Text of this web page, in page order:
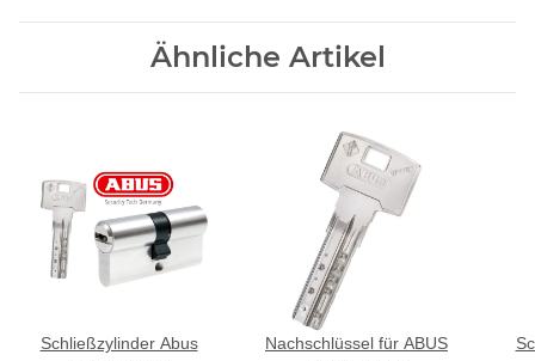
Ähnliche Artikel
Schließzylinder Abus
Nachschlüssel für ABUS